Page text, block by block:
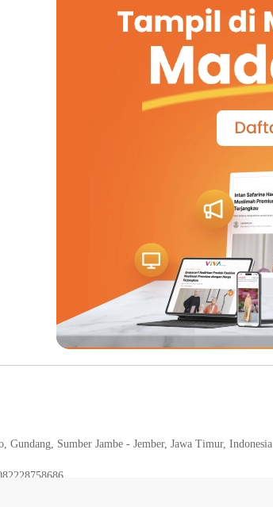
Gundang, Sumber Jambe - Jember, Jawa Timur, Indonesia